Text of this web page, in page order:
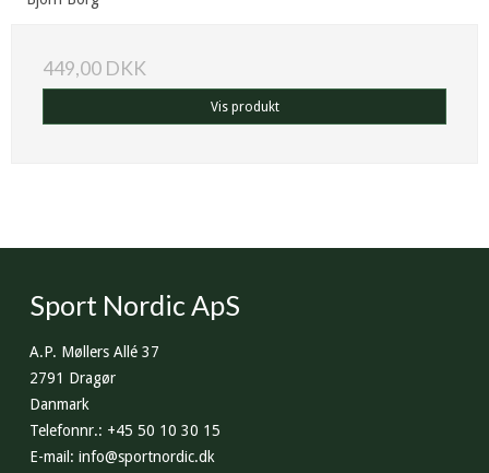
449,00 DKK
Vis produkt
Sport Nordic ApS
A.P. Møllers Allé 37
2791 Dragør
Danmark
Telefonnr.: +45 50 10 30 15
E-mail : info@sportnordic.dk